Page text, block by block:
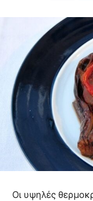
Οι υψηλές